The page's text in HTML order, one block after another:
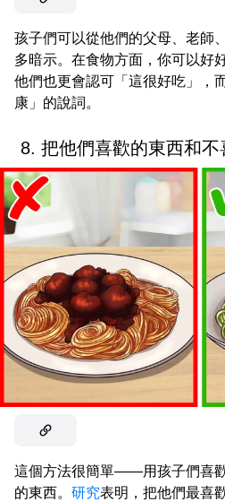
孩子們可以從他們的父母、老師
多暗示。在食物方面，你可以好
他們也更會認可「這很好吃」，
康」的說詞。
8. 把他們喜歡的東西和不
這個方法很簡單——用孩子們喜
的東西。 研究表明，把他們最喜